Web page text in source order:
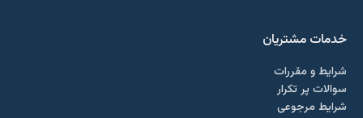
خدمات مشتریان
شرایط و مقررات
سوالات پر تکرار
شرایط مرجوعی